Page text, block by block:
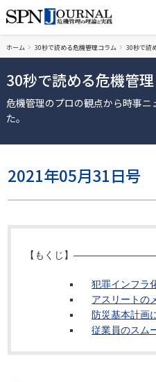
ホーム 30秒で読める危機管理コラム 30秒で読
30秒で読める危機管
危機管理のプロの観点から時事ニ
た。
2021年05月31日号
【もくじ】
犯罪インフラ
アスリートの
防災基本計画
従業員のスム